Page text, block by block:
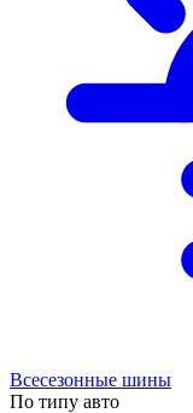
Всесезонные шины
По типу авто